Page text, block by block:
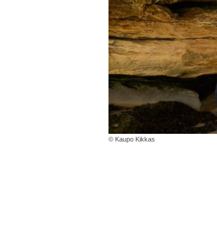
© Kaupo Kikkas